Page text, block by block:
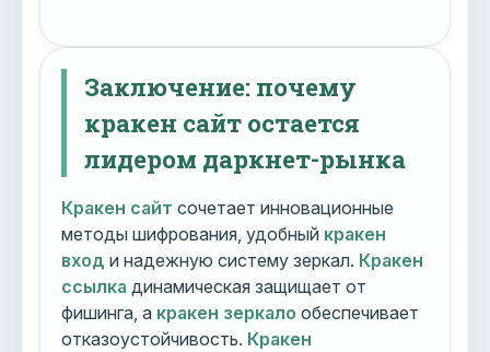
Заключение: почему
кракен сайт остается
лидером даркнет-рынка
Кракен сайт сочетает инновационные
методы шифрования, удобный кракен
вход и надежную систему зеркал. Кракен
ссылка динамическая защищает от
фишинга, а кракен зеркало обеспечивает
отказоустойчивость. Кракен